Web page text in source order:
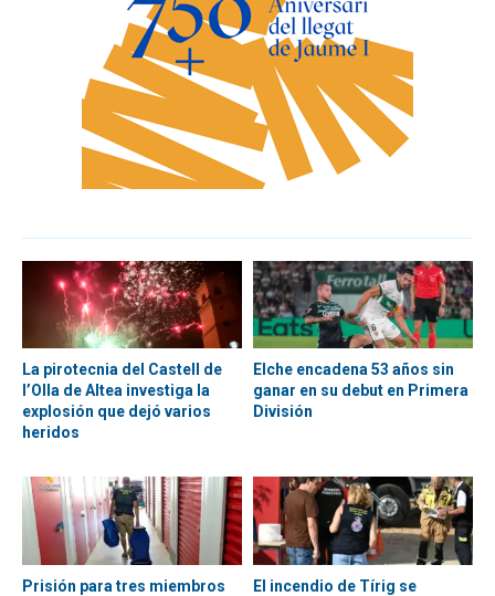
La pirotecnia del Castell de
l’Olla de Altea investiga la
explosión que dejó varios
heridos
Elche encadena 53 años sin
ganar en su debut en Primera
División
Prisión para tres miembros
El incendio de Tírig se